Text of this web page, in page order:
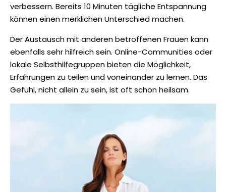
verbessern. Bereits 10 Minuten tägliche Entspannung
können einen merklichen Unterschied machen.
Der Austausch mit anderen betroffenen Frauen kann
ebenfalls sehr hilfreich sein. Online-Communities oder
lokale Selbsthilfegruppen bieten die Möglichkeit,
Erfahrungen zu teilen und voneinander zu lernen. Das
Gefühl, nicht allein zu sein, ist oft schon heilsam.